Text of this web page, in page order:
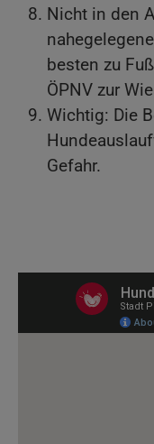
Nicht in den
besten zu
ÖPNV zur
Wichtig: Die
Gefahr.